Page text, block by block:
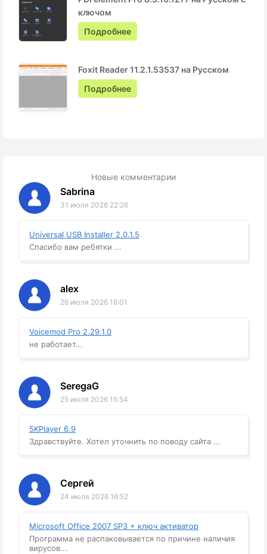
ключом
Подробнее
Foxit Reader 11.2.1.53537 на Русском
Подробнее
Новые комментарии
Sabrina
31 июля 2026 22:26
Universal USB Installer 2.0.1.5
Спасибо вам ребятки ...
alex
26 июля 2026 18:01
Voicemod Pro 2.29.1.0
не работает...
SeregaG
25 июля 2026 15:54
5KPlayer 6.9
Здравствуйте. Хотел уточнить по поводу сайта ...
Сергей
24 июля 2026 16:52
Microsoft Office 2007 SP3 + ключ активатор
Программа не распаковывается по причине наличия
вирусов...